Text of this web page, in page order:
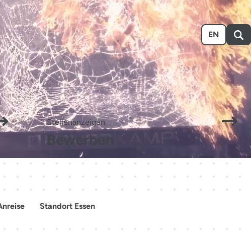
AusstellenÜber unsKarriereEvent-Kalender EN
Stellenanzeigen
Bewerben
Standort Essen